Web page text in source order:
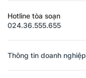
Hotline tòa soạn
024.36.555.655
Thông tin doanh nghiệp